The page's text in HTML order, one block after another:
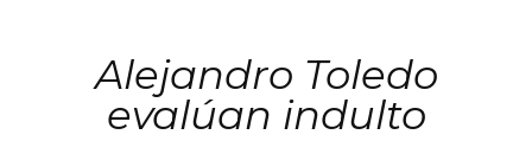
Alejandro Toledo
evalúan indulto